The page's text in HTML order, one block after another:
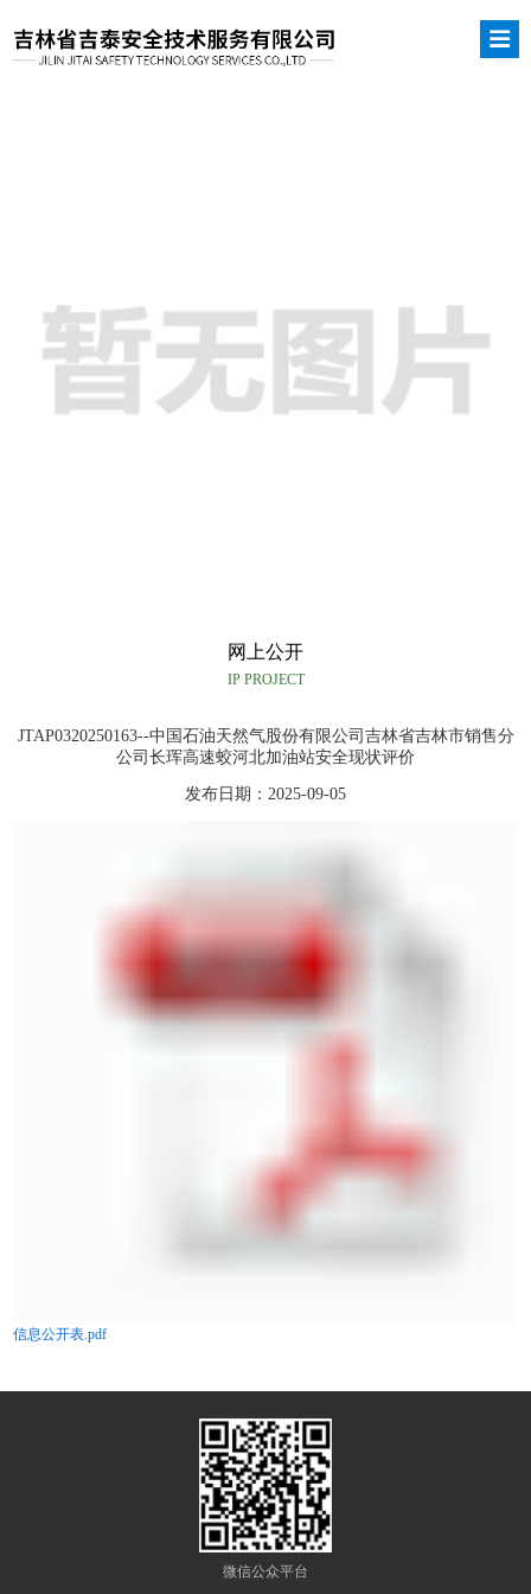
网上公开
IP PROJECT
JTAP0320250163--中国石油天然气股份有限公司吉林省吉林市销售分
公司长珲高速蛟河北加油站安全现状评价
发布日期：2025-09-05
信息公开表.pdf
微信公众平台